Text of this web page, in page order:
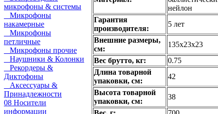
микрофоны & системы
Микрофоны
накамерные
Микрофоны
петличные
Микрофоны прочие
Наушники & Колонки
Рекордеры &
Диктофоны
Аксессуары &
Принадлежности
08 Носители
информации
нейлон
Гарантия
производителя:
5 лет
Внешние размеры,
см:
135х23х23
Вес брутто, кг:
0.75
Длина товарной
упаковки, см:
42
Высота товарной
упаковки, см:
38